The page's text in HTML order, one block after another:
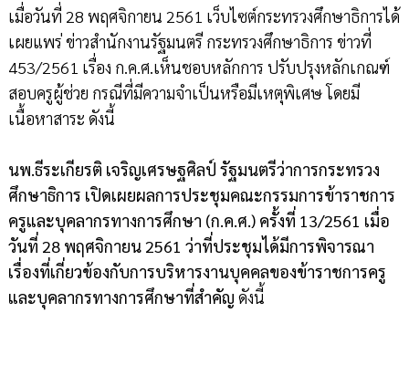
เมื่อวันที่ 28 พฤศจิกายน 2561 เว็บไซต์กระทรวงศึกษาธิการได้
เผยแพร่ ข่าวสำนักงานรัฐมนตรี กระทรวงศึกษาธิการ ข่าวที่
453/2561 เรื่อง ก.ค.ศ.เห็นชอบหลักการ ปรับปรุงหลักเกณฑ์
สอบครูผู้ช่วย กรณีที่มีความจำเป็นหรือมีเหตุพิเศษ โดยมี
เนื้อหาสาระ ดังนี้
นพ.ธีระเกียรติ เจริญเศรษฐศิลป์ รัฐมนตรีว่าการกระทรวง
ศึกษาธิการ เปิดเผยผลการประชุมคณะกรรมการข้าราชการ
ครูและบุคลากรทางการศึกษา (ก.ค.ศ.) ครั้งที่ 13/2561 เมื่อ
วันที่ 28 พฤศจิกายน 2561 ว่าที่ประชุมได้มีการพิจารณา
เรื่องที่เกี่ยวข้องกับการบริหารงานบุคคลของข้าราชการครู
และบุคลากรทางการศึกษาที่สำคัญ ดังนี้